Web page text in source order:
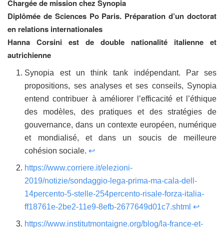
Chargée de mission chez Synopia
Diplômée de Sciences Po Paris. Préparation d’un doctorat
en relations internationales
Hanna Corsini est de double nationalité italienne et
autrichienne
Synopia est un think tank indépendant. Par ses
propositions, ses analyses et ses conseils, Synopia
entend contribuer à améliorer l’efficacité et l’éthique
des modèles, des pratiques et des stratégies de
gouvernance, dans un contexte européen, numérique
et mondialisé, et dans un soucis de meilleure
cohésion sociale. ↩
https://www.corriere.it/elezioni-
2019/notizie/sondaggio-lega-prima-ma-cala-dell-
14percento-5-stelle-254percento-risale-forza-italia-
ff18761e-2be2-11e9-8efb-2677649d01c7.shtml ↩
https://www.institutmontaigne.org/blog/la-france-et-